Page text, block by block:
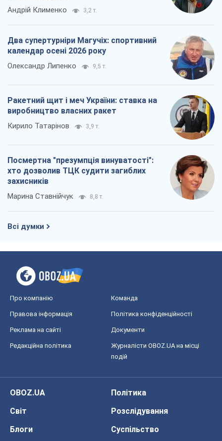
Андрій Клименко 3,2 т.
Два супертурніри Магучіх: спортивний
календар осені 2026 року
Олександр Липенко 9,5 т.
Ракетний щит і меч України: ставка на
виробництво власних ракет
Кирило Татарінов 3,9 т.
Посмертна "презумпція винуватості":
хто дозволив ТЦК судити загиблих
захисників
Марина Ставнійчук 8,8 т.
Всі думки
Про компанію Команда
Правова інформація Політика конфіденційності
Реклама на сайті Документи
Редакційна політика
Журналісти OBOZ.UA на місці
подій
OBOZ.UA
Політика
Світ
Розслідування
Блоги
Суспільство